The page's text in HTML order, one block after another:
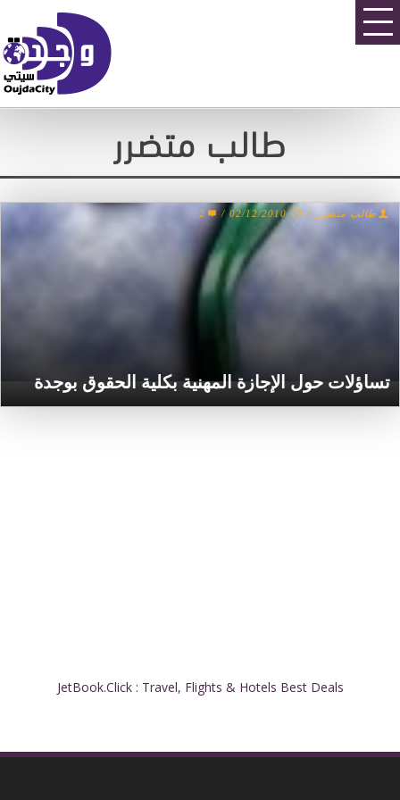
طالب متضرر
تساؤلات حول الإجازة المهنية بكلية الحقوق بوجدة
طالب متضرر /
02/12/2010
/
2
JetBook.Click : Travel, Flights & Hotels Best Deals